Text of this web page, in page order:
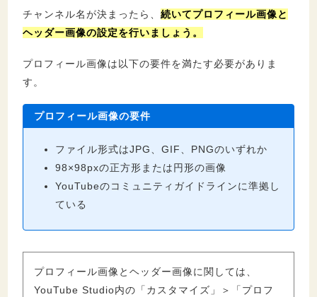
チャンネル名が決まったら、 続いてプロフィール画像と
ヘッダー画像の設定を行いましょう。
プロフィール画像は以下の要件を満たす必要がありま
す。
プロフィール画像の要件
ファイル形式はJPG、GIF、PNGのいずれか
98×98pxの正方形または円形の画像
YouTubeのコミュニティガイドラインに準拠し
ている
プロフィール画像とヘッダー画像に関しては、
YouTube Studio内の「カスタマイズ」＞「プロフ